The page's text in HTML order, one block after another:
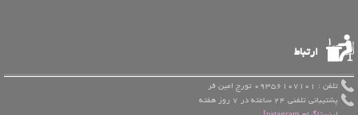
ارتباط
تلفن : 09356107101 تورج امین فر
پشتیبانی تلفنی 24 ساعته در 7 روز هفته